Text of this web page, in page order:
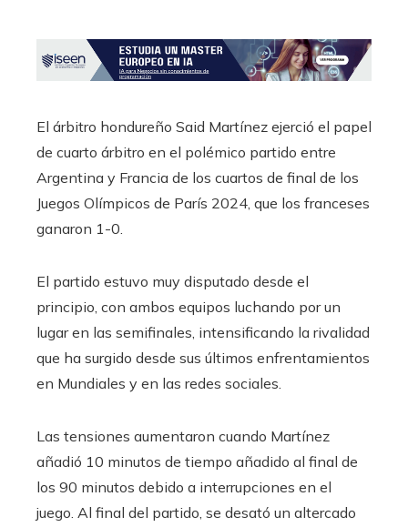
El árbitro hondureño Said Martínez ejerció el papel
de cuarto árbitro en el polémico partido entre
Argentina y Francia de los cuartos de final de los
Juegos Olímpicos de París 2024, que los franceses
ganaron 1-0.
El partido estuvo muy disputado desde el
principio, con ambos equipos luchando por un
lugar en las semifinales, intensificando la rivalidad
que ha surgido desde sus últimos enfrentamientos
en Mundiales y en las redes sociales.
Las tensiones aumentaron cuando Martínez
añadió 10 minutos de tiempo añadido al final de
los 90 minutos debido a interrupciones en el
juego. Al final del partido, se desató un altercado